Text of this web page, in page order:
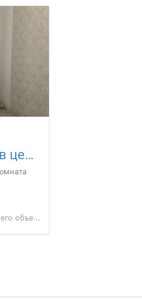
Сдадим квартиру в центре города
Находится в 0.71 км от текущего объекта